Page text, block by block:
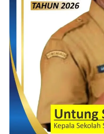
memberikan keterangan
meninggalnya Brigadir J
( Red )
Post Views: